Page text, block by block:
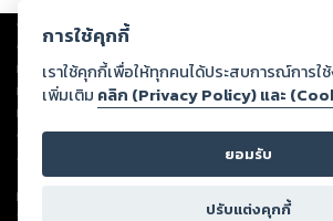
Copyright © 2026
ต่อผลงานหรือเนื้อหาใดที่อัปโหลดผ่านเว็บไซต์และปราก
ทรัพย์สินทางปัญญาของบุคคลอื่นหรือขัดต่อกฎหมายแ
ทุกท่านโปรดใช้วิจารณญาณในการกลั่นกรองด้วยตนเอ
หนึ่งส่วนใดขัดต่อกฎหมายและศีลธรรม กรุณาแจ้งมายัง
ดำเนินการในทันที ทั้งนี้ ทางสตอรี่ล็อกขอสงวนลิขสิ
ลิขสิทธิ์ พ.ศ. 2537 (ฉบับล่าสุด)
For support: member@ookbee.com
การใช้คุกกี้
เราใช้คุกกี้เพื่อให้ทุกคนได้ประสบการณ์การใ
เพิ่มเติม คลิก (Privacy Policy) และ
ยอมรับ
ปรับแต่งคุกกี้